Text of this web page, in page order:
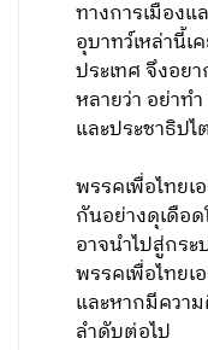
ทางการเมืองแ
อุบาทว์เหล่านี้
ประเทศ จึงอย
หลายว่า อย่าท
และประชาธิปไ
พรรคเพื่อไทย
กันอย่างดุเดือ
อาจนำไปสู่กร
พรรคเพื่อไทย
และหากมีควา
ลำดับต่อไป